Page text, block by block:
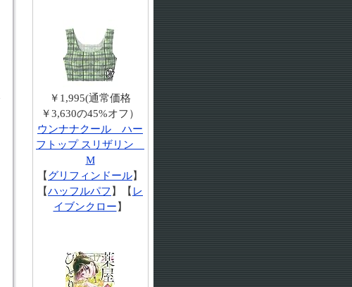
￥1,995(通常価格
￥3,630の45%オフ）
ウンナナクール ハー
フトップ スリザリン
M
【 グリフィンドール】
【ハッフルパフ 】【 レ
イブンクロー 】